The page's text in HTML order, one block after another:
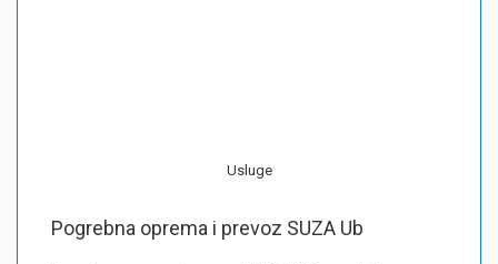
Usluge
Pogrebna oprema i prevoz SUZA Ub